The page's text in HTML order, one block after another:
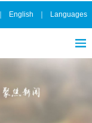
English Languages